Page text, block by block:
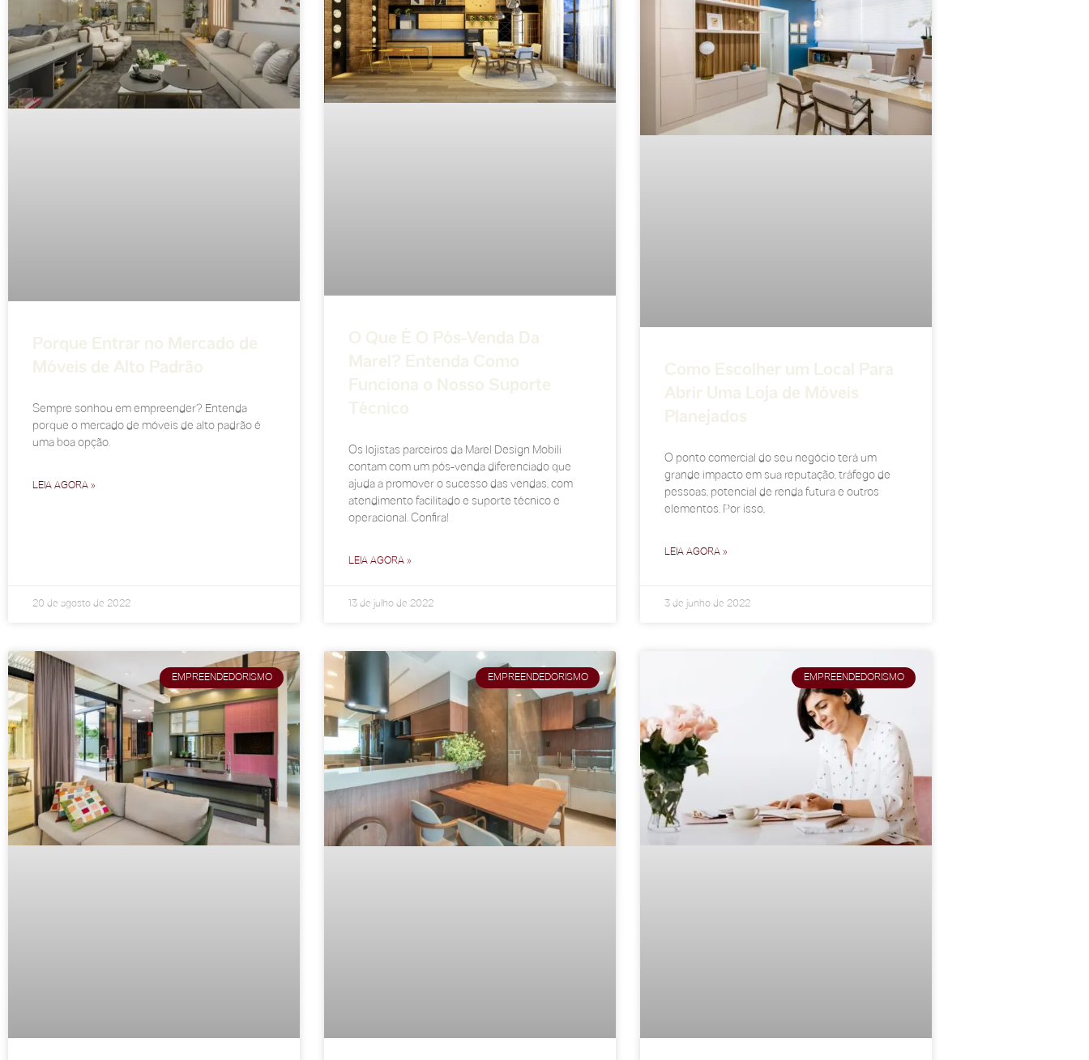
Porque Entrar no Mercado de
Móveis de Alto Padrão
Sempre sonhou em empreender? Entenda
porque o mercado de móveis de alto padrão é
uma boa opção.
LEIA AGORA »
20 de agosto de 2022
O Que É O Pós-Venda Da
Marel? Entenda Como
Funciona o Nosso Suporte
Técnico
Os lojistas parceiros da Marel Design Mobili
contam com um pós-venda diferenciado que
ajuda a promover o sucesso das vendas, com
atendimento facilitado e suporte técnico e
operacional. Confira!
LEIA AGORA »
13 de julho de 2022
Como Escolher um Local Para
Abrir Uma Loja de Móveis
Planejados
O ponto comercial do seu negócio terá um
grande impacto em sua reputação, tráfego de
pessoas, potencial de renda futura e outros
elementos. Por isso,
LEIA AGORA »
3 de junho de 2022
EMPREENDEDORISMO EMPREENDEDORISMO EMPREENDEDORISMO